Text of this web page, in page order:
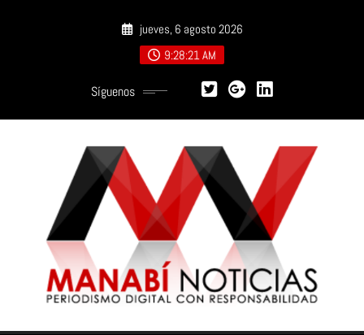
jueves, 6 agosto 2026
9:28:22 AM
Síguenos